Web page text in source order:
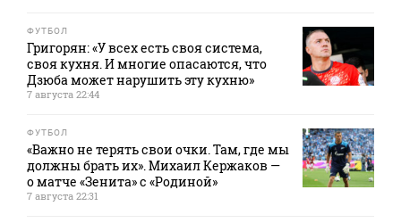
ФУТБОЛ
Григорян: «У всех есть своя система,
своя кухня. И многие опасаются, что
Дзюба может нарушить эту кухню»
7 августа 22:44
ФУТБОЛ
«Важно не терять свои очки. Там, где мы
должны брать их». Михаил Кержаков —
о матче «Зенита» с «Родиной»
7 августа 22:31